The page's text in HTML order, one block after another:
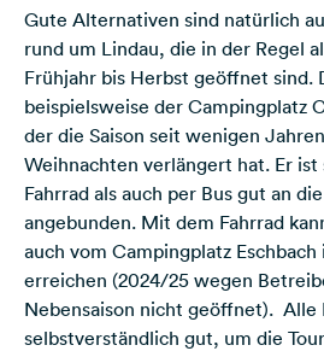
Gute Alternativen sind natürlich
rund um Lindau, die in der Regel
Frühjahr bis Herbst geöffnet sind.
beispielsweise der Campingplatz
der die Saison seit wenigen
Weihnachten verlängert hat. Er ist
Fahrrad als auch per Bus gut an
angebunden. Mit dem Fahrrad
auch vom Campingplatz Eschbach
erreichen (2024/25 wegen
Nebensaison nicht geöffnet). Alle
selbstverständlich gut, um die